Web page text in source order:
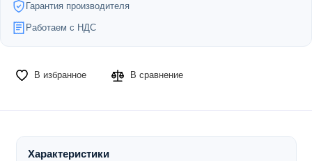
Гарантия производителя
Работаем с НДС
В избранное В сравнение
Характеристики